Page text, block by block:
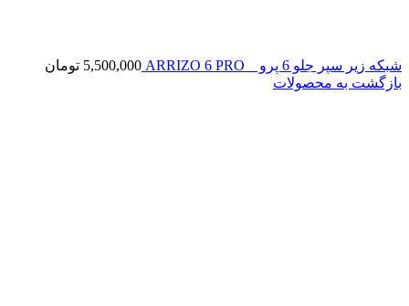
شبکه زیر سپر جلو 6 پرو _ ARRIZO 6 PRO 5,500,000 تومان
بازگشت به محصولات